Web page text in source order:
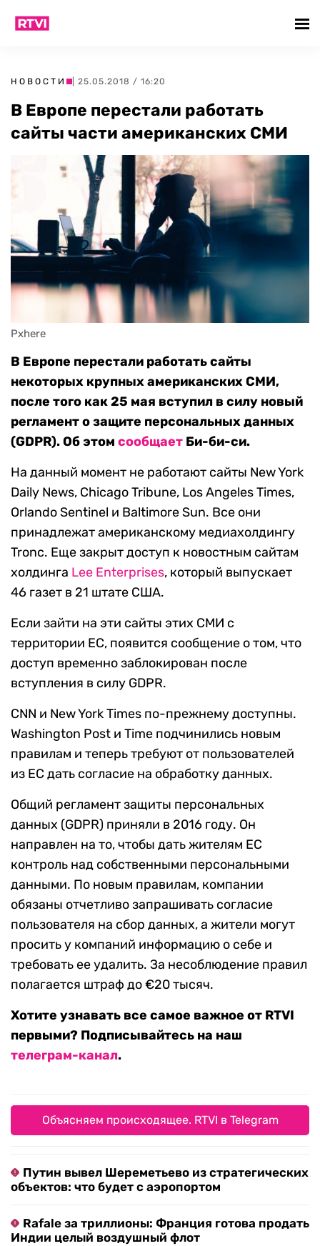
НОВОСТИ | 25.05.2018 / 16:20
В Европе перестали работать
сайты части американских СМИ
Pxhere
В Европе перестали работать сайты
некоторых крупных американских СМИ,
после того как 25 мая вступил в силу новый
регламент о защите персональных данных
(GDPR). Об этом сообщает Би-би-си.
На данный момент не работают сайты New York
Daily News, Chicago Tribune, Los Angeles Times,
Orlando Sentinel и Baltimore Sun. Все они
принадлежат американскому медиахолдингу
Tronc. Еще закрыт доступ к новостным сайтам
холдинга Lee Enterprises, который выпускает
46 газет в 21 штате США.
Если зайти на эти сайты этих СМИ с
территории ЕС, появится сообщение о том, что
доступ временно заблокирован после
вступления в силу GDPR.
CNN и New York Times по-прежнему доступны.
Washington Post и Time подчинились новым
правилам и теперь требуют от пользователей
из ЕС дать согласие на обработку данных.
Общий регламент защиты персональных
данных (GDPR) приняли в 2016 году. Он
направлен на то, чтобы дать жителям ЕС
контроль над собственными персональными
данными. По новым правилам, компании
обязаны отчетливо запрашивать согласие
пользователя на сбор данных, а жители могут
просить у компаний информацию о себе и
требовать ее удалить. За несоблюдение правил
полагается штраф до €20 тысяч.
Хотите узнавать все самое важное от RTVI
первыми? Подписывайтесь на наш
телеграм-канал.
Объясняем происходящее. RTVI в Telegram
Путин вывел Шереметьево из стратегических
объектов: что будет с аэропортом
Rafale за триллионы: Франция готова продать
Индии целый воздушный флот